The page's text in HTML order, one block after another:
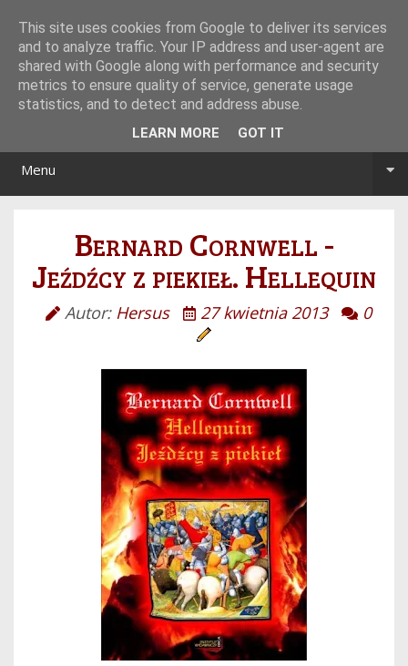
Menu
Bernard Cornwell -
Jeźdźcy z piekieł. Hellequin
Autor: Hersus 27 kwietnia 2013 0
This site uses cookies from Google to deliver its services
and to analyze traffic. Your IP address and user-agent are
shared with Google along with performance and security
metrics to ensure quality of service, generate usage
statistics, and to detect and address abuse.
LEARN MORE GOT IT